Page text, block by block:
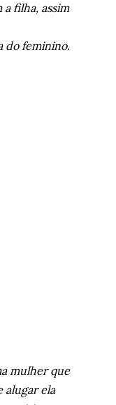
filha, assim
do feminino.
mulher que
alugar ela